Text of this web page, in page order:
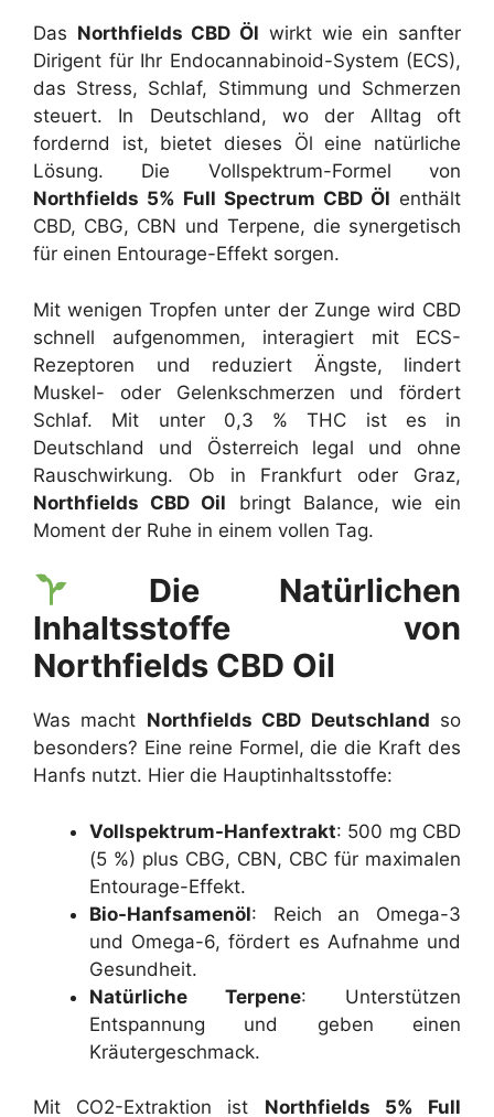
Das Northfields CBD Öl wirkt wie ein sanfter
Dirigent für Ihr Endocannabinoid-System (ECS),
das Stress, Schlaf, Stimmung und Schmerzen
steuert. In Deutschland, wo der Alltag oft
fordernd ist, bietet dieses Öl eine natürliche
Lösung. Die Vollspektrum-Formel von
Northfields 5% Full Spectrum CBD Öl enthält
CBD, CBG, CBN und Terpene, die synergetisch
für einen Entourage-Effekt sorgen.
Mit wenigen Tropfen unter der Zunge wird CBD
schnell aufgenommen, interagiert mit ECS-
Rezeptoren und reduziert Ängste, lindert
Muskel- oder Gelenkschmerzen und fördert
Schlaf. Mit unter 0,3 % THC ist es in
Deutschland und Österreich legal und ohne
Rauschwirkung. Ob in Frankfurt oder Graz,
Northfields CBD Oil bringt Balance, wie ein
Moment der Ruhe in einem vollen Tag.
Die Natürlichen
Inhaltsstoffe von
Northfields CBD Oil
Was macht Northfields CBD Deutschland so
besonders? Eine reine Formel, die die Kraft des
Hanfs nutzt. Hier die Hauptinhaltsstoffe:
Vollspektrum-Hanfextrakt: 500 mg CBD
(5 %) plus CBG, CBN, CBC für maximalen
Entourage-Effekt.
Bio-Hanfsamenöl: Reich an Omega-3
und Omega-6, fördert es Aufnahme und
Gesundheit.
Natürliche Terpene: Unterstützen
Entspannung und geben einen
Kräutergeschmack.
Mit CO2-Extraktion ist Northfields 5% Full